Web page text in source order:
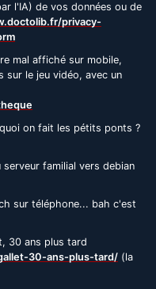
l'IA) de vos données ou de
privacy-
mal affiché sur mobile,
sur le jeu vidéo, avec un
on fait les pétits ponts ?
serveur familial vers debian
sur téléphone... bah c'est
30 ans plus tard
30-ans-plus-tard/ (la